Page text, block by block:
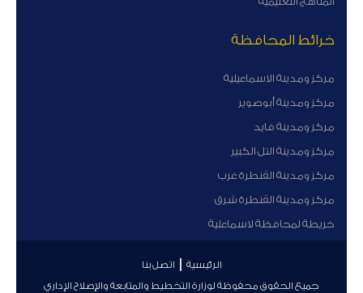
خرائط المحافظة
مركز ومدينة الاسماعيلية
مركز ومدينة أبوصوير
مركز ومدينة فايد
مركز ومدينة التل الكبير
مركز ومدينة القنطرة غرب
مركز ومدينة القنطرة شرق
خريطة لمحافظة لاسماعلية
الرئيسية
اتصل بنا
جميع الحقوق محفوظة لوزارة التخطيط والمتابعة والإصلاح الإداري